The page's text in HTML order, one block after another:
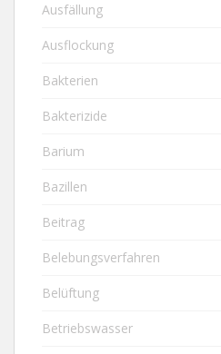
Ausfällung
Ausflockung
Bakterien
Bakterizide
Barium
Bazillen
Beitrag
Belebungsverfahren
Belüftung
Betriebswasser